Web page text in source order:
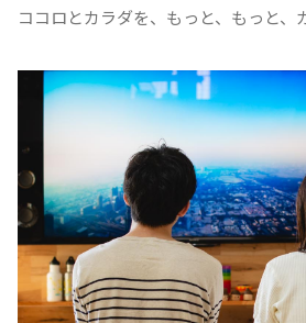
ココロとカラダを、もっと、もっと、